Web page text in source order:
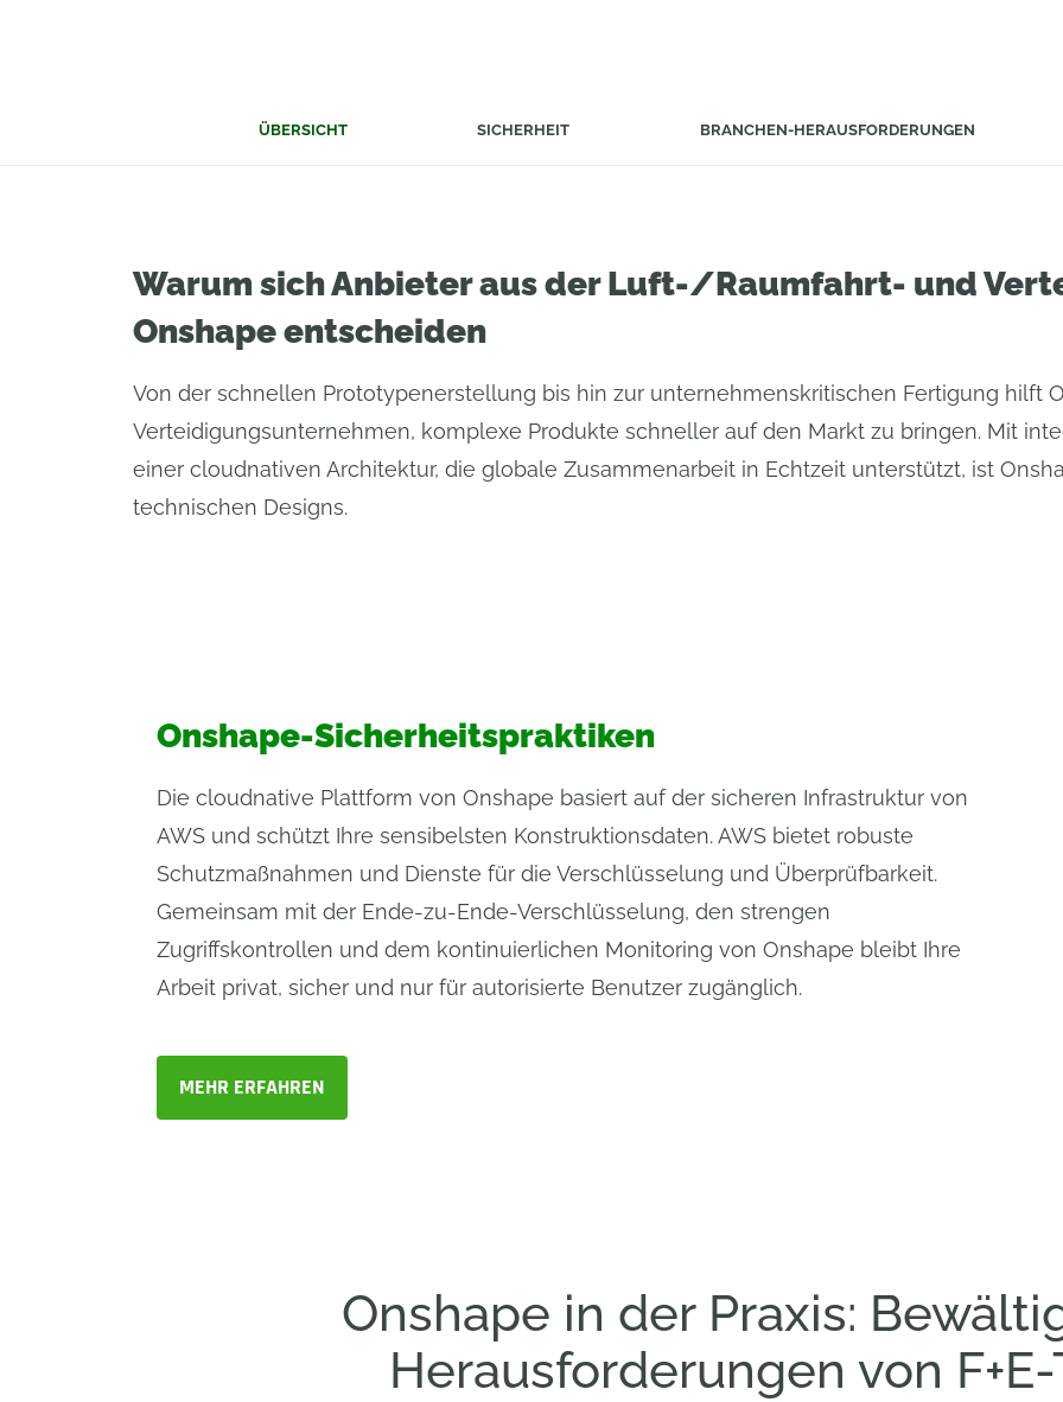
ÜBERSICHT SICHERHEIT BRANCHEN-HERAUSFORDERUNGEN
Warum sich Anbieter aus der Luft-/Raumfahrt- und
Onshape entscheiden
Von der schnellen Prototypenerstellung bis hin zur unternehmenskritischen Fertigung hilft
Verteidigungsunternehmen, komplexe Produkte schneller auf den Markt zu bringen. Mit
einer cloudnativen Architektur, die globale Zusammenarbeit in Echtzeit unterstützt, ist
technischen Designs.
Onshape-Sicherheitspraktiken
Die cloudnative Plattform von Onshape basiert auf der sicheren Infrastruktur von
AWS und schützt Ihre sensibelsten Konstruktionsdaten. AWS bietet robuste
Schutzmaßnahmen und Dienste für die Verschlüsselung und Überprüfbarkeit.
Gemeinsam mit der Ende-zu-Ende-Verschlüsselung, den strengen
Zugriffskontrollen und dem kontinuierlichen Monitoring von Onshape bleibt Ihre
Arbeit privat, sicher und nur für autorisierte Benutzer zugänglich.
MEHR ERFAHREN
Onshape in der Praxis:
Herausforderungen von F+E-